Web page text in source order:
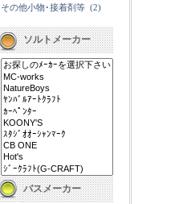
その他小物･接着剤等 (2)
ソルトメーカー
バスメーカー